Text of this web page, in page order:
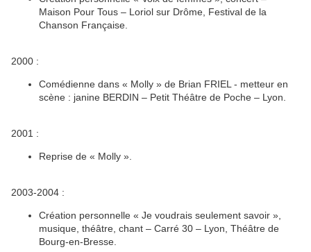
Maison Pour Tous – Loriol sur Drôme, Festival de la
Chanson Française.
2000 :
Comédienne dans « Molly » de Brian FRIEL - metteur en
scène : janine BERDIN – Petit Théâtre de Poche – Lyon.
2001 :
Reprise de « Molly ».
2003-2004 :
Création personnelle « Je voudrais seulement savoir »,
musique, théâtre, chant – Carré 30 – Lyon, Théâtre de
Bourg-en-Bresse.